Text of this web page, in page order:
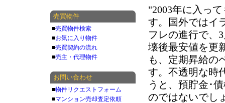
"2003年に入っ
す。国外ではイ
フレの進行で、
壊後最安値を更
も、定期昇給の
す。不透明な時
うと、預貯金･
のではないでし
売買物件
■売買物件検索
■お気に入り物件
■売買契約の流れ
■売主・代理物件
お問い合わせ
■物件リクエストフォーム
■マンション売却査定依頼